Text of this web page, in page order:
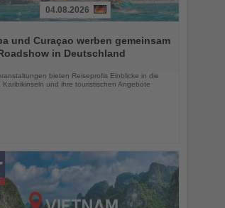
04.08.2026
und Curaçao werben gemeinsam
in Deutschland
bieten Reiseprofis Einblicke in die
Karibikinseln und ihre touristischen Angebote